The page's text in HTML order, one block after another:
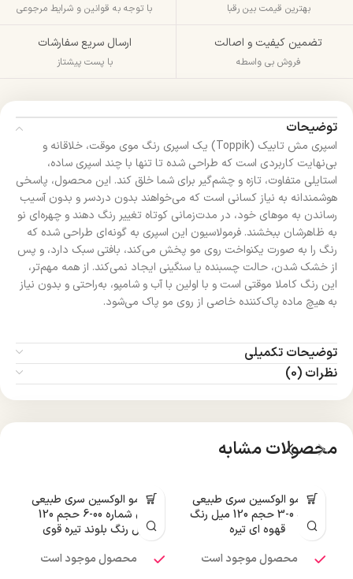
بهترین قیمت بین رقبا با توجه به قوانین و شرایط مرجوعی
تضمین کیفیت و اصالت
فروش بی واسطه
ارسال سریع سفارشات
با پست پیشتاز
توضیحات
اسپری مش تابیک (Toppik) یک اسپری رنگ موی موقت، خلاقانه و
بی‌نهایت کاربردی است که طراحی شده تا تنها با چند اسپری ساده،
استایلی متفاوت، تازه و چشم‌گیر برای شما خلق کند. این محصول، پاسخی
هوشمندانه به نیاز کسانی است که می‌خواهند بدون دردسر و بدون آسیب
رساندن به موهای خود، در مدت‌زمانی کوتاه تغییر رنگ دهند و چهره‌ای نو
به ظاهرشان ببخشند. فرمولاسیون این اسپری به گونه‌ای طراحی شده که
رنگ را به صورت یکنواخت روی مو پخش می‌کند، بافتی سبک دارد، و پس
از خشک شدن، حالت چسبنده یا سنگینی ایجاد نمی‌کند. از همه مهم‌تر،
این رنگ کاملا موقتی است و با اولین با آب و شامپو، به‌راحتی و بدون نیاز
به هیچ ماده پاک‌کننده خاصی از روی مو پاک می‌شود.
توضیحات تکمیلی
نظرات (0)
محصولات مشابه
رنگ مو الوکسین سری طبیعی
شماره 0-3 حجم 120 میل رنگ
قهوه ای تیره
محصول موجود است
رنگ مو الوکسین سری طبیعی
قوی شماره 00-6 حجم 120
میل رنگ بلوند تیره قوی
محصول موجود است